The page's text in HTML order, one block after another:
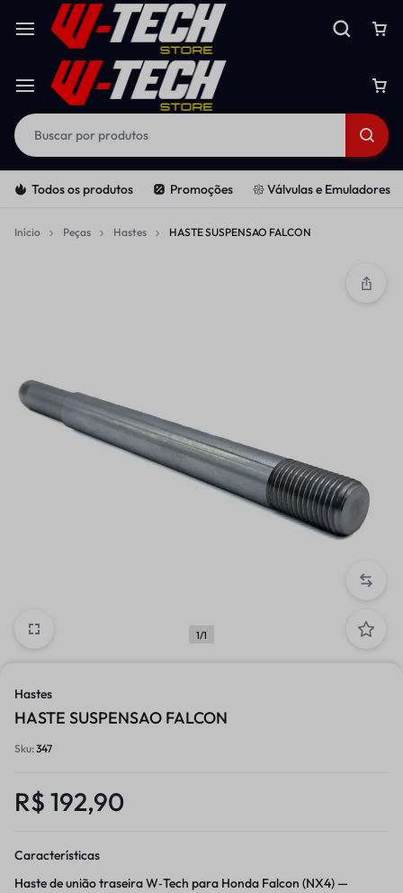
Todos os produtos Promoções 𑁍 Válvulas e Emuladores
Início Peças Hastes HASTE SUSPENSAO FALCON
1/1
Hastes
HASTE SUSPENSAO FALCON
Sku:347
R$ 192,90
Características
Haste de união traseira W‑Tech para Honda Falcon (NX4) —